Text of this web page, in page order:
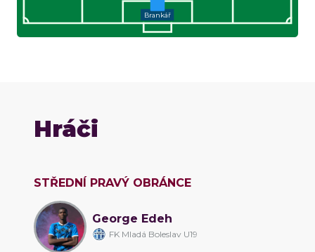
Brankář
Hráči
STŘEDNÍ PRAVÝ OBRÁNCE
George Edeh
FK Mladá Boleslav U19